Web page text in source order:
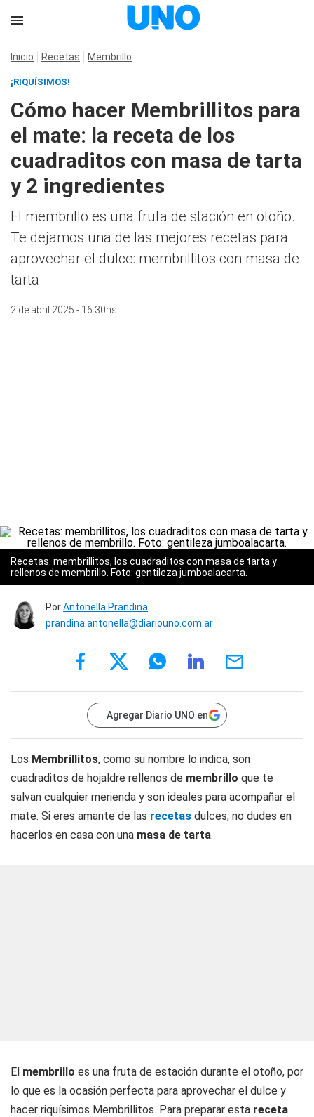
Inicio Recetas Membrillo
¡RIQUÍSIMOS!
Cómo hacer Membrillitos para
el mate: la receta de los
cuadraditos con masa de tarta
y 2 ingredientes
El membrillo es una fruta de stación en otoño.
Te dejamos una de las mejores recetas para
aprovechar el dulce: membrillitos con masa de
tarta
2 de abril 2025 - 16:30hs
Recetas: membrillitos, los cuadraditos con masa de tarta y
rellenos de membrillo. Foto: gentileza jumboalacarta.
PorAntonella Prandina
prandina.antonella@diariouno.com.ar
Agregar Diario UNO en
Los Membrillitos, como su nombre lo indica, son
cuadraditos de hojaldre rellenos de membrillo que te
salvan cualquier merienda y son ideales para acompañar el
mate. Si eres amante de las recetas dulces, no dudes en
hacerlos en casa con una masa de tarta.
El membrillo es una fruta de estación durante el otoño, por
lo que es la ocasión perfecta para aprovechar el dulce y
hacer riquísimos Membrillitos. Para preparar esta receta